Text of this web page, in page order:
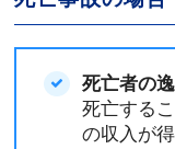
死亡者の
死亡する
の収入が